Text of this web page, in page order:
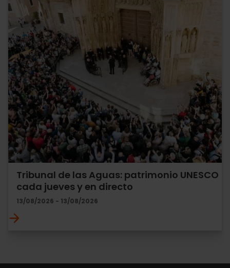
Tribunal de las Aguas: patrimonio UNESCO
cada jueves y en directo
13/08/2026 - 13/08/2026